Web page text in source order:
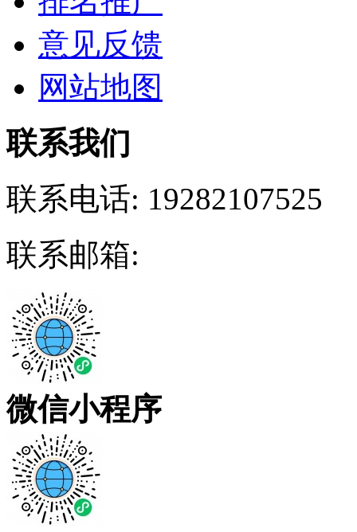
意见反馈
网站地图
联系我们
联系电话: 19282107525
联系邮箱:
微信小程序